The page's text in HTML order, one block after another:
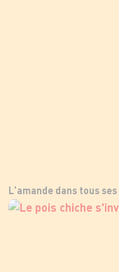
L'amande dans tous